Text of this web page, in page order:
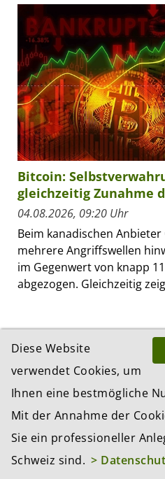
Bitcoin:
gleichzeitig Zunahme
04.08.2026, 09:20 Uhr
Beim kanadischen
mehrere Angriffswellen
im Gegenwert von knapp
abgezogen. Gleichzeitig
ZUR RESSORT-
MEISTGELESEN IN...
1 Tag 1 Woche
Eine Woche nach
Diese Website
verwendet Cookies, um
Ihnen eine bestmögliche
Mit der Annahme der
Sie ein professioneller
Schweiz sind. >